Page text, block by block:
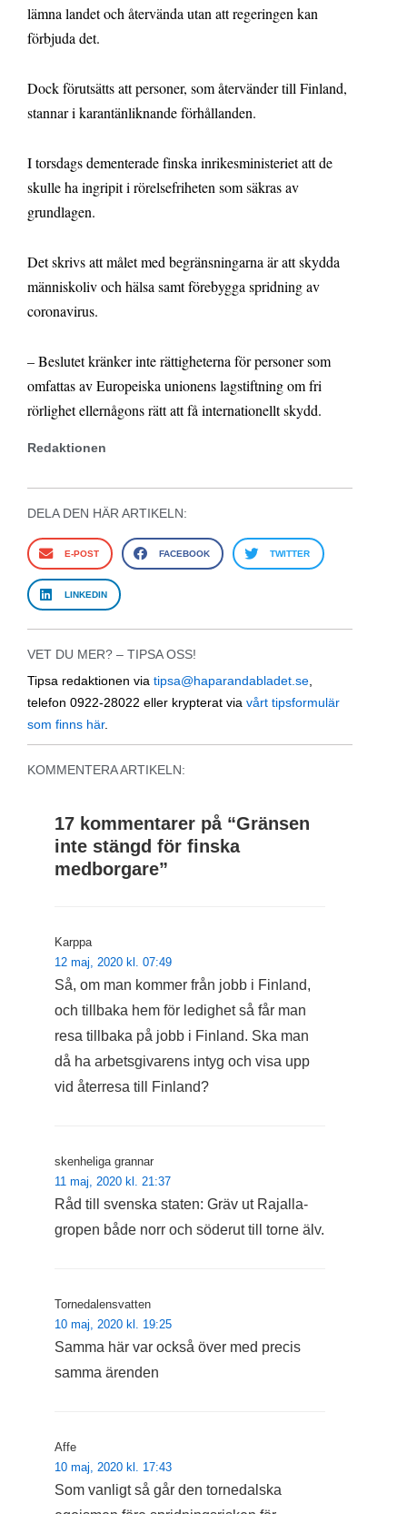
lämna landet och återvända utan att regeringen kan
förbjuda det.
Dock förutsätts att personer, som återvänder till Finland,
stannar i karantänliknande förhållanden.
I torsdags dementerade finska inrikesministeriet att de
skulle ha ingripit i rörelsefriheten som säkras av
grundlagen.
Det skrivs att målet med begränsningarna är att skydda
människoliv och hälsa samt förebygga spridning av
coronavirus.
– Beslutet kränker inte rättigheterna för personer som
omfattas av Europeiska unionens lagstiftning om fri
rörlighet ellernågons rätt att få internationellt skydd.
Redaktionen
DELA DEN HÄR ARTIKELN:
E-POST FACEBOOK TWITTER
LINKEDIN
VET DU MER? – TIPSA OSS!
Tipsa redaktionen via tipsa@haparandabladet.se,
telefon 0922-28022 eller krypterat via vårt tipsformulär
som finns här.
KOMMENTERA ARTIKELN:
17 kommentarer på “Gränsen
inte stängd för finska
medborgare”
Karppa
12 maj, 2020 kl. 07:49
Så, om man kommer från jobb i Finland,
och tillbaka hem för ledighet så får man
resa tillbaka på jobb i Finland. Ska man
då ha arbetsgivarens intyg och visa upp
vid återresa till Finland?
skenheliga grannar
11 maj, 2020 kl. 21:37
Råd till svenska staten: Gräv ut Rajalla-
gropen både norr och söderut till torne älv.
Tornedalensvatten
10 maj, 2020 kl. 19:25
Samma här var också över med precis
samma ärenden
Affe
10 maj, 2020 kl. 17:43
Som vanligt så går den tornedalska